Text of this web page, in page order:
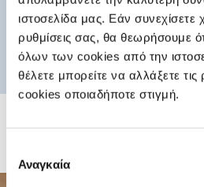
ιστοσελίδα μας. Εάν συνεχίσετε
ρυθμίσεις σας, θα θεωρήσουμε
όλων των cookies από την
θέλετε μπορείτε να αλλάξετε τις
cookies οποιαδήποτε στιγμή.
συγκατάθεσης
Αναγκαία
ΣΑΒΒΑΤΟ: 8:30-14:00